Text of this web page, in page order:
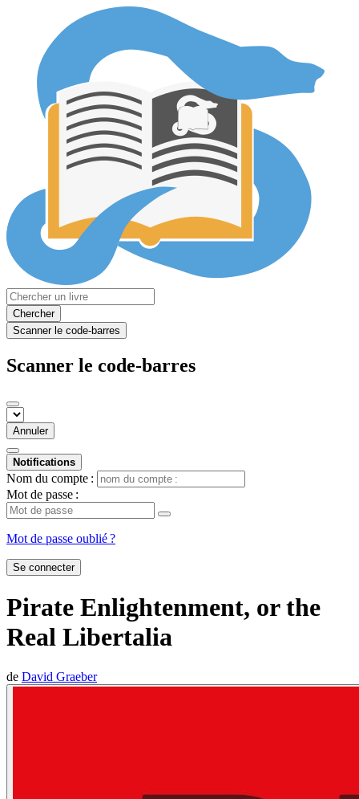
Chercher
Scanner le code-barres
Scanner le code-barres
Annuler
Notifications
Nom du compte :
Mot de passe :
Mot de passe oublié ?
Se connecter
Pirate Enlightenment, or the
Real Libertalia
de David Graeber